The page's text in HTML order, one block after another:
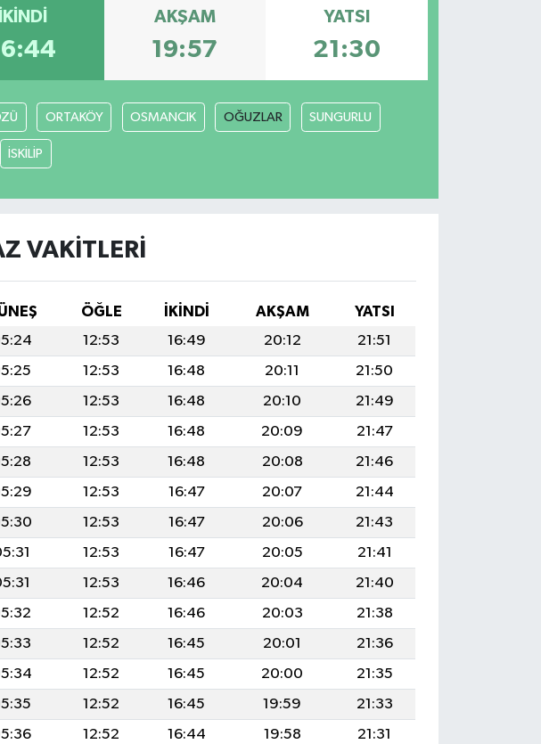
İKINDI AKŞAM
19:57
YATSI
21:30
ORTAKÖY OSMANCIK OĞUZLAR SUNGURLU
İSKİLİP
VAKITLERI
ÖĞLE İKINDI AKŞAM
YATSI
12:53 16:49 20:12
21:51
12:53 16:48 20:11
21:50
12:53 16:48 20:10
21:49
12:53 16:48 20:09
21:47
12:53 16:48 20:08
21:46
12:53 16:47 20:07
21:44
12:53 16:47 20:06
21:43
12:53 16:47 20:05
21:41
12:53 16:46 20:04
21:40
12:52 16:46 20:03
21:38
12:52 16:45 20:01
21:36
12:52 16:45 20:00
21:35
12:52 16:45 19:59
21:33
12:52 16:44 19:58
21:31